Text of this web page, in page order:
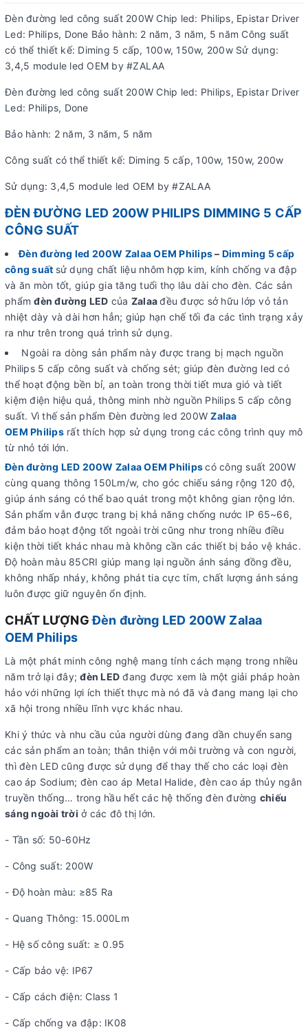
Đèn đường led công suất 200W Chip led: Philips, Epistar Driver
Led: Philips, Done Bảo hành: 2 năm, 3 năm, 5 năm Công suất
có thể thiết kế: Diming 5 cấp, 100w, 150w, 200w Sử dụng:
3,4,5 module led OEM by #ZALAA
Đèn đường led công suất 200W Chip led: Philips, Epistar Driver
Led: Philips, Done
Bảo hành: 2 năm, 3 năm, 5 năm
Công suất có thể thiết kế: Diming 5 cấp, 100w, 150w, 200w
Sử dụng: 3,4,5 module led OEM by #ZALAA
ĐÈN ĐƯỜNG LED 200W PHILIPS DIMMING 5 CẤP
CÔNG SUẤT
Đèn đường led 200W Zalaa OEM Philips– Dimming 5 cấp
công suất sử dụng chất liệu nhôm hợp kim, kính chống va đập
và ăn mòn tốt, giúp gia tăng tuổi thọ lâu dài cho đèn. Các sản
phẩmđèn đường LED của Zalaađều được sở hữu lớp vỏ tản
nhiệt dày và dài hơn hẳn; giúp hạn chế tối đa các tình trạng xảy
ra như trên trong quá trình sử dụng.
Ngoài ra dòng sản phẩm này được trang bị mạch nguồn
Philips 5 cấp công suất và chống sét; giúp đèn đường led có
thể hoạt động bền bỉ, an toàn trong thời tiết mưa gió và tiết
kiệm điện hiệu quả, thông minh nhờ nguồn Philips 5 cấp công
suất. Vì thế sản phẩm Đèn đường led 200WZalaa
OEM Philipsrất thích hợp sử dụng trong các công trình quy mô
từ nhỏ tới lớn.
Đèn đường LED 200W Zalaa OEM Philipscó công suất 200W
cùng quang thông 150Lm/w, cho góc chiếu sáng rộng 120 độ,
giúp ánh sáng có thể bao quát trong một không gian rộng lớn.
Sản phẩm vẫn được trang bị khả năng chống nước IP 65~66,
đảm bảo hoạt động tốt ngoài trời cũng như trong nhiều điều
kiện thời tiết khác nhau mà không cần các thiết bị bảo vệ khác.
Độ hoàn màu 85CRI giúp mang lại nguồn ánh sáng đồng đều,
không nhấp nháy, không phát tia cực tím, chất lượng ánh sáng
luôn được giữ nguyên ổn định.
CHẤT LƯỢNGĐèn đường LED 200W Zalaa
OEM Philips
Là một phát minh công nghệ mang tính cách mạng trong nhiều
năm trở lại đây;đèn LED đang được xem là một giải pháp hoàn
hảo với những lợi ích thiết thực mà nó đã và đang mang lại cho
xã hội trong nhiều lĩnh vực khác nhau.
Khi ý thức và nhu cầu của người dùng đang dần chuyển sang
các sản phẩm an toàn; thân thiện với môi trường và con người,
thì đèn LED cũng được sử dụng để thay thế cho các loại đèn
cao áp Sodium; đèn cao áp Metal Halide, đèn cao áp thủy ngân
truyền thống… trong hầu hết các hệ thống đèn đường chiếu
sáng ngoài trời ở các đô thị lớn.
- Tần số: 50-60Hz
- Công suất: 200W
- Độ hoàn màu: ≥85 Ra
- Quang Thông: 15.000Lm
- Hệ số công suất: ≥ 0.95
- Cấp bảo vệ: IP67
- Cấp cách điện: Class 1
- Cấp chống va đập: IK08